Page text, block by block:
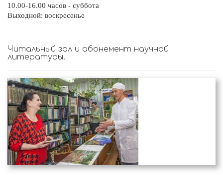
10.00-16.00 часов - суббота
Выходной: воскресенье
Читальный зал и абонемент научной
литературы.